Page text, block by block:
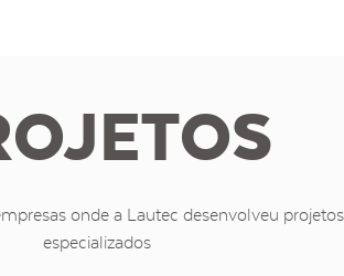
onde a Lautec desenvolveu projetos
especializados